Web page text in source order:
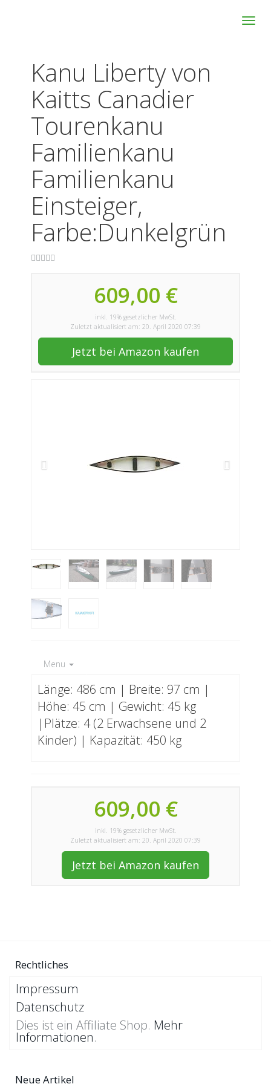
Kanu Liberty von
Kaitts Canadier
Tourenkanu
Familienkanu
Familienkanu
Einsteiger,
Farbe:Dunkelgrün
609,00 €
inkl. 19% gesetzlicher MwSt.
Zuletzt aktualisiert am: 20. April 2020 07:39
Jetzt bei Amazon kaufen
Menu
Länge: 486 cm | Breite: 97 cm |
Höhe: 45 cm | Gewicht: 45 kg
|Plätze: 4 (2 Erwachsene und 2
Kinder) | Kapazität: 450 kg
609,00 €
inkl. 19% gesetzlicher MwSt.
Zuletzt aktualisiert am: 20. April 2020 07:39
Jetzt bei Amazon kaufen
Rechtliches
Impressum
Datenschutz
Dies ist ein Affiliate Shop. Mehr
Informationen.
Neue Artikel